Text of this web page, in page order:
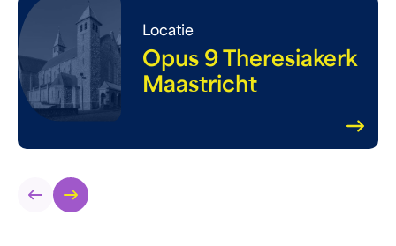
Locatie
Opus 9 Theresiakerk
Maastricht